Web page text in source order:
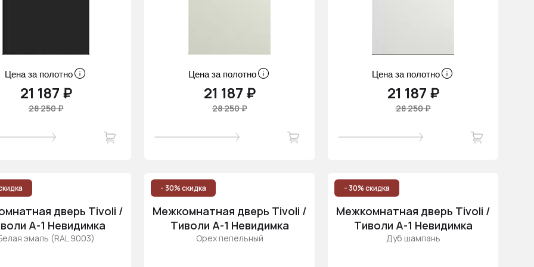
Цена за полотно
21 187 ₽
28 250 ₽
Цена за полотно
21 187 ₽
28 250 ₽
Цена за полотно
21 187 ₽
28 250 ₽
дверь Tivoli /
А-1 Невидимка
эмаль (RAL 9003)
- 30% скидка
Межкомнатная дверь Tivoli /
Тиволи А-1 Невидимка
Орех пепельный
- 30% скидка
Межкомнатная дверь Tivoli /
Тиволи А-1 Невидимка
Дуб шампань